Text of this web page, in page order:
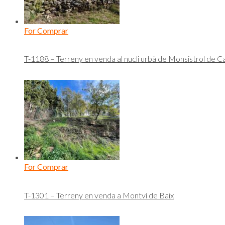
For Comprar
T-1188 – Terreny en venda al nucli urbà de Monsistrol de
For Comprar
T-1301 – Terreny en venda a Montví de Baix